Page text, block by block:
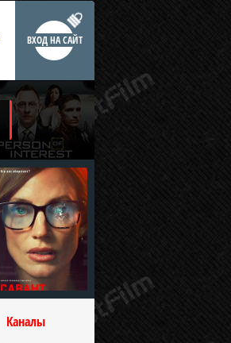
ВХОД НА САЙТ
Каналы